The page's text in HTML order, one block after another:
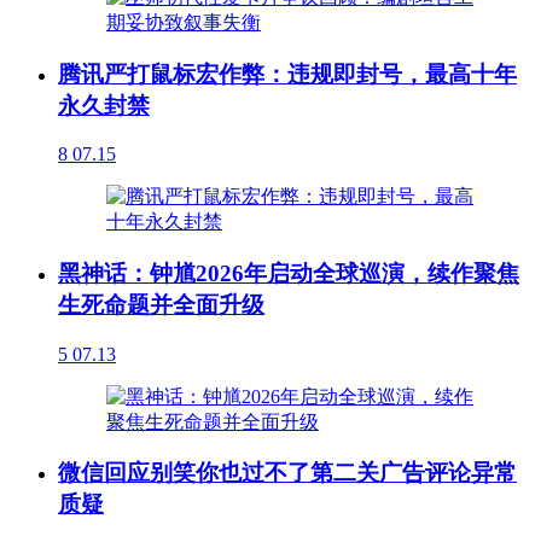
腾讯严打鼠标宏作弊：违规即封号，最高十年
永久封禁
8 07.15
黑神话：钟馗2026年启动全球巡演，续作聚焦
生死命题并全面升级
5 07.13
微信回应别笑你也过不了第二关广告评论异常
质疑